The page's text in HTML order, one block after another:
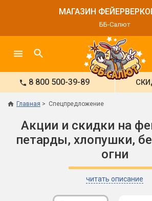
МАГАЗИН
ББ-Салют
8 800 500-39-89
Главная Спецпредложение
Акции и скидки на
петарды, хлопушки,
огни
читать описание